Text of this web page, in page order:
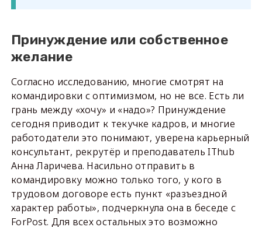
Принуждение или собственное
желание
Согласно исследованию, многие смотрят на
командировки с оптимизмом, но не все. Есть ли
грань между «хочу» и «надо»? Принуждение
сегодня приводит к текучке кадров, и многие
работодатели это понимают, уверена карьерный
консультант, рекрутёр и преподаватель IThub
Анна Ларичева. Насильно отправить в
командировку можно только того, у кого в
трудовом договоре есть пункт «разъездной
характер работы», подчеркнула она в беседе с
ForPost. Для всех остальных это возможно